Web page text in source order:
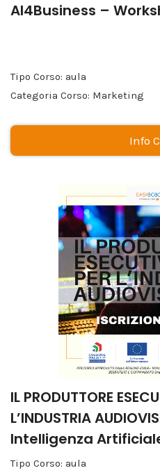
AI4Business –
Tipo Corso: aula
Categoria Corso: Marketing
Info
IL PRODUTTORE
L’INDUSTRIA
Intelligenza
Sostenibilità E
Tipo Corso: aula